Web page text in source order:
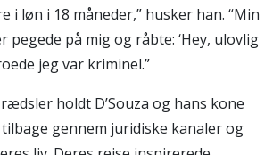
i løn i 18 måneder,” husker han. “Min
pegede på mig og råbte: ‘Hey, ulovlig
jeg var kriminel.”
holdt D’Souza og hans kone
gennem juridiske kanaler og